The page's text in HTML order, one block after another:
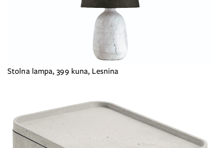
Stolna lampa, 399 kuna, Lesnina